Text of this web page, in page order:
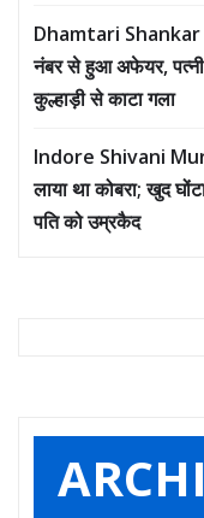
Dhamtari Shankar
नंबर से हुआ अफेयर,
कुल्हाड़ी से काटा गला
Indore Shivani
लाया था कोबरा; खुद
पति को उम्रकैद